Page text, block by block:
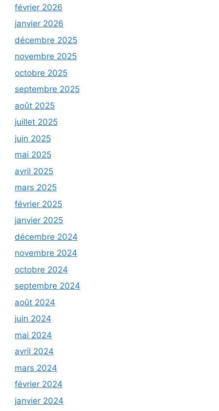
février 2026
janvier 2026
décembre 2025
novembre 2025
octobre 2025
septembre 2025
août 2025
juillet 2025
juin 2025
mai 2025
avril 2025
mars 2025
février 2025
janvier 2025
décembre 2024
novembre 2024
octobre 2024
septembre 2024
août 2024
juin 2024
mai 2024
avril 2024
mars 2024
février 2024
janvier 2024